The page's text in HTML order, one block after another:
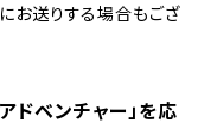
お送りする場合もござ
ドベンチャー」を応